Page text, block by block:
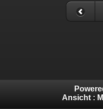
Ansicht :